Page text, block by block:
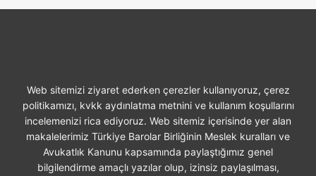
Web sitemizi ziyaret ederken çerezler kullanıyoruz, çerez
politikamızı, kvkk aydınlatma metnini ve kullanım koşullarını
incelemenizi rica ediyoruz. Web sitemiz içerisinde yer alan
makalelerimiz Türkiye Barolar Birliğinin Meslek kuralları ve
Avukatlık Kanunu kapsamında paylaştığımız genel
bilgilendirme amaçlı yazılar olup, izinsiz paylaşılması,